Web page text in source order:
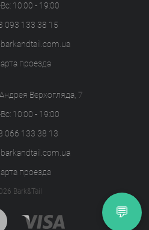
10:00 - 19:00
093 133 38 15
проезда
Верхогляда, 7
10:00 - 19:00
066 133 38 13
проезда
Bark&Tail
💬